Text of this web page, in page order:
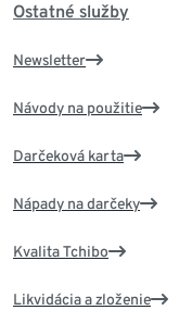
Ostatné služby
Newsletter
Návody na použitie
Darčeková karta
Nápady na darčeky
Kvalita Tchibo
Likvidácia a zloženie